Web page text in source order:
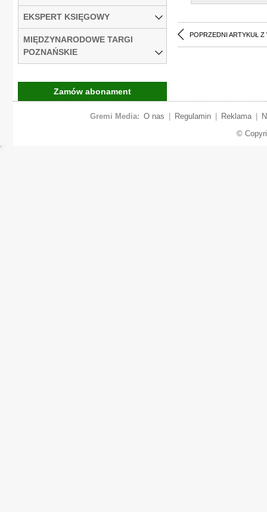
POPRZEDNI ARTYKUŁ Z
EKSPERT KSIĘGOWY
MIĘDZYNARODOWE TARGI
POZNAŃSKIE
Zamów abonament
Gremi Media: O nas Regulamin Reklama
©